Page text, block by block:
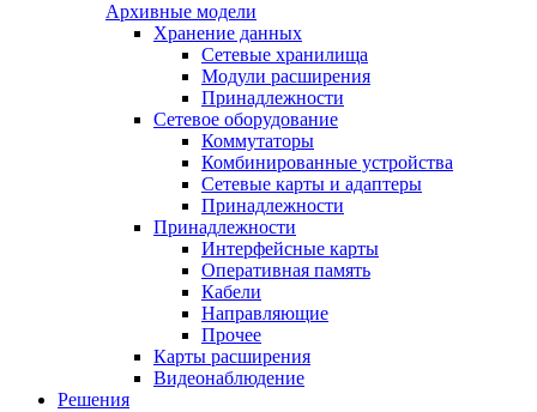
Архивные модели
Хранение данных
Сетевые хранилища
Модули расширения
Принадлежности
Сетевое оборудование
Коммутаторы
Комбинированные устройства
Сетевые карты и адаптеры
Принадлежности
Принадлежности
Интерфейсные карты
Оперативная память
Кабели
Направляющие
Прочее
Карты расширения
Видеонаблюдение
Решения